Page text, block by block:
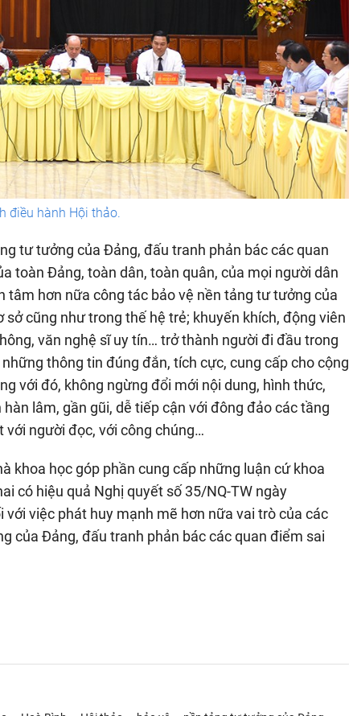
điều hành Hội thảo.
tư tưởng của Đảng, đấu tranh phản bác các quan
toàn Đảng, toàn dân, toàn quân, của mọi người dân
tâm hơn nữa công tác bảo vệ nền tảng tư tưởng của
cũng như trong thế hệ trẻ; khuyến khích, động viên
văn nghệ sĩ uy tín… trở thành người đi đầu trong
thông tin đúng đắn, tích cực, cung cấp cho cộng
với đó, không ngừng đổi mới nội dung, hình thức,
lâm, gần gũi, dễ tiếp cận với đông đảo các tầng
người đọc, với công chúng…
khoa học góp phần cung cấp những luận cứ khoa
có hiệu quả Nghị quyết số 35/NQ-TW ngày
việc phát huy mạnh mẽ hơn nữa vai trò của các
của Đảng, đấu tranh phản bác các quan điểm sai